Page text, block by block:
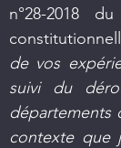
n°28-2018
de vos
suivi du
départements
contexte que